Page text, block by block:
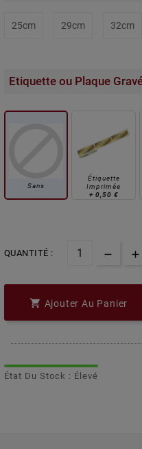
25cm 29cm 32cm
Etiquette ou Plaque
Sans
Étiquette
Imprimée
+ 0,50 €
QUANTITÉ :
 Ajouter Au Panier
État Du Stock : Élevé